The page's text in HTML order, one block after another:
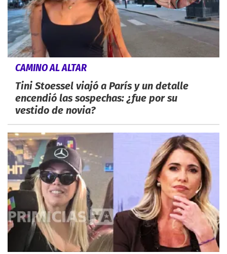
CAMINO AL ALTAR
Tini Stoessel viajó a París y un detalle
encendió las sospechas: ¿fue por su
vestido de novia?